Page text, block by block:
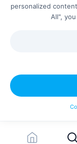
Similar
personalized
All",